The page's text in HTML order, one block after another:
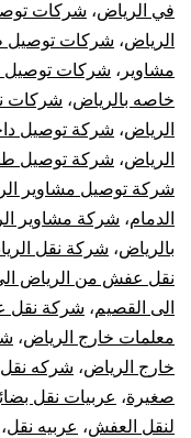
في الرياض، شركات
الرياض، شركات توصيل
مشاوير ، شركات توصيل
خاصه بالرياض، شركات
الرياض، شركة توصيل
الرياض، شركة توصيل
شركة توصيل مشاوير
الدمام، شركة مشاوير
بالرياض، شركة نقل
نقل عفش من الرياض
الى القصيم، شركة نقل
معلمات خارج الرياض،
خارج الرياض، شركه
صغيرة، عربيات نقل
لنقل العفش، عربيه نقل،